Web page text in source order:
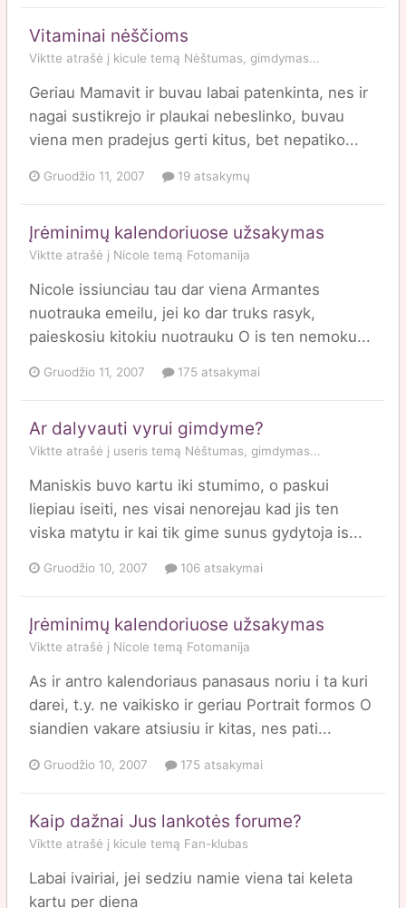
Vitaminai nėščioms
Viktte atrašė į kicule temą Nėštumas, gimdymas...
Geriau Mamavit ir buvau labai patenkinta, nes ir
nagai sustikrejo ir plaukai nebeslinko, buvau
viena men pradejus gerti kitus, bet nepatiko...
Gruodžio 11, 2007 19 atsakymų
Įrėminimų kalendoriuose užsakymas
Viktte atrašė į Nicole temą Fotomanija
Nicole issiunciau tau dar viena Armantes
nuotrauka emeilu, jei ko dar truks rasyk,
paieskosiu kitokiu nuotrauku O is ten nemoku...
Gruodžio 11, 2007 175 atsakymai
Ar dalyvauti vyrui gimdyme?
Viktte atrašė į useris temą Nėštumas, gimdymas...
Maniskis buvo kartu iki stumimo, o paskui
liepiau iseiti, nes visai nenorejau kad jis ten
viska matytu ir kai tik gime sunus gydytoja is...
Gruodžio 10, 2007 106 atsakymai
Įrėminimų kalendoriuose užsakymas
Viktte atrašė į Nicole temą Fotomanija
As ir antro kalendoriaus panasaus noriu i ta kuri
darei, t.y. ne vaikisko ir geriau Portrait formos O
siandien vakare atsiusiu ir kitas, nes pati...
Gruodžio 10, 2007 175 atsakymai
Kaip dažnai Jus lankotės forume?
Viktte atrašė į kicule temą Fan-klubas
Labai ivairiai, jei sedziu namie viena tai keleta
kartu per diena